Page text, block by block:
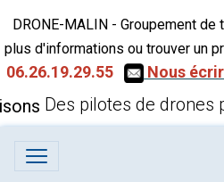
DRONE-MALIN - Groupement
plus d'informations ou trouver un
06.26.19.29.55
Nous
Des pilotes de drones